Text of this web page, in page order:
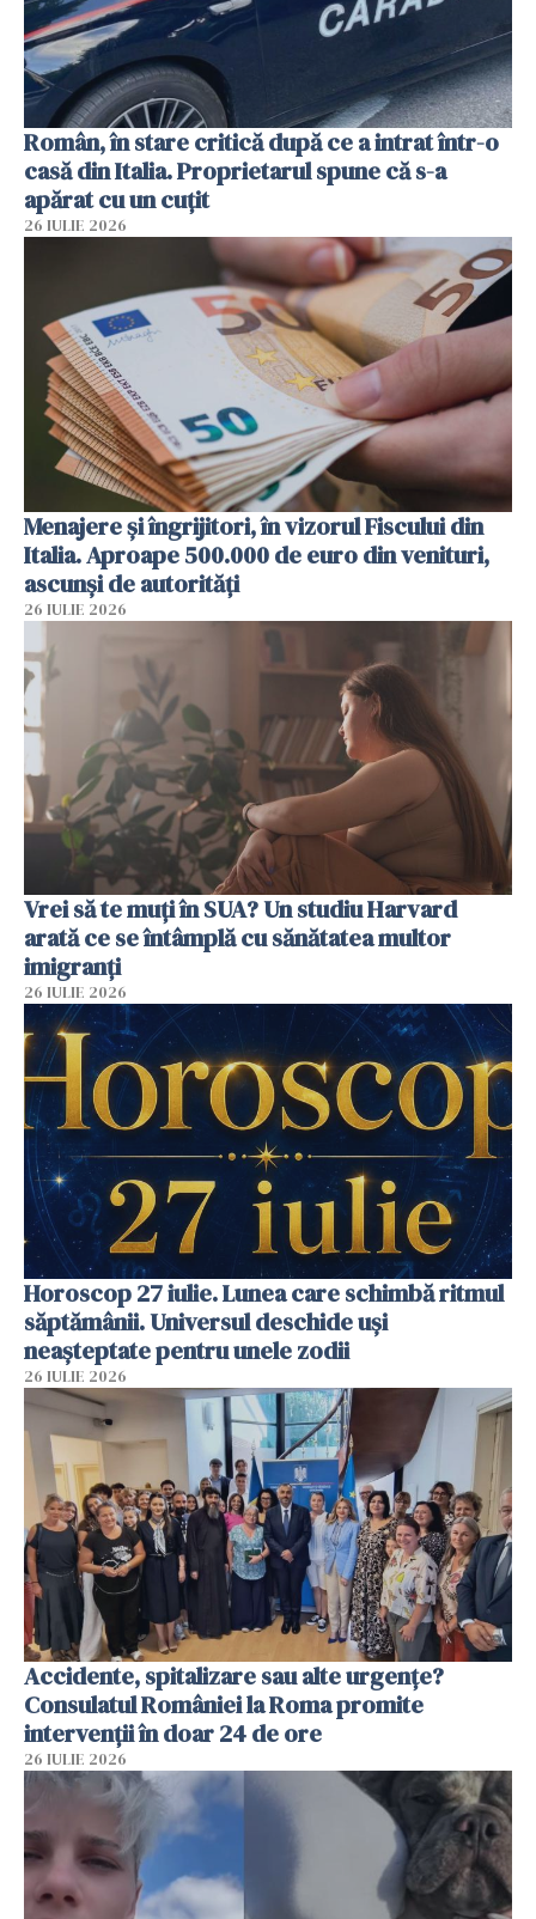
Român, în stare critică după ce a intrat într-o
casă din Italia. Proprietarul spune că s-a
apărat cu un cuțit
26 IULIE 2026
Menajere și îngrijitori, în vizorul Fiscului din
Italia. Aproape 500.000 de euro din venituri,
ascunși de autorități
26 IULIE 2026
Vrei să te muți în SUA? Un studiu Harvard
arată ce se întâmplă cu sănătatea multor
imigranți
26 IULIE 2026
Horoscop 27 iulie. Lunea care schimbă ritmul
săptămânii. Universul deschide uși
neașteptate pentru unele zodii
26 IULIE 2026
Accidente, spitalizare sau alte urgențe?
Consulatul României la Roma promite
intervenții în doar 24 de ore
26 IULIE 2026